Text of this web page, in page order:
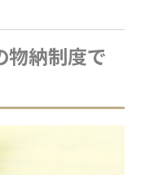
物納制度で